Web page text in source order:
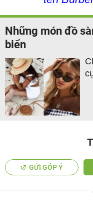
Những món đồ
biển
GỬI GÓP Ý